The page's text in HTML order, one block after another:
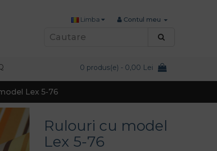
Contul meu
Limba
0 produs(e) - 0,00 Lei
Lex 5-76
Rulouri cu model
Lex 5-76